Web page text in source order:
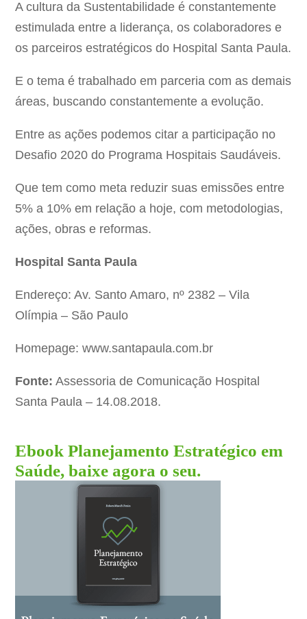
A cultura da Sustentabilidade é constantemente
estimulada entre a liderança, os colaboradores e
os parceiros estratégicos do Hospital Santa Paula.
E o tema é trabalhado em parceria com as demais
áreas, buscando constantemente a evolução.
Entre as ações podemos citar a participação no
Desafio 2020 do Programa Hospitais Saudáveis.
Que tem como meta reduzir suas emissões entre
5% a 10% em relação a hoje, com metodologias,
ações, obras e reformas.
Hospital Santa Paula
Endereço: Av. Santo Amaro, nº 2382 – Vila
Olímpia – São Paulo
Homepage: www.santapaula.com.br
Fonte: Assessoria de Comunicação Hospital
Santa Paula – 14.08.2018.
Ebook Planejamento Estratégico em
Saúde, baixe agora o seu.